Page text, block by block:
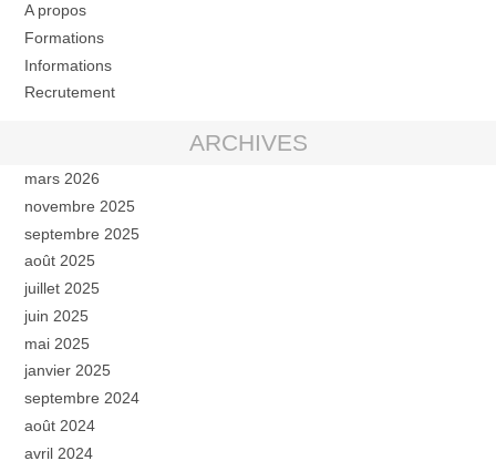
A propos
Formations
Informations
Recrutement
ARCHIVES
mars 2026
novembre 2025
septembre 2025
août 2025
juillet 2025
juin 2025
mai 2025
janvier 2025
septembre 2024
août 2024
avril 2024